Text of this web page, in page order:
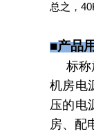
总之，
■
标称
机房电
压的电
房、配